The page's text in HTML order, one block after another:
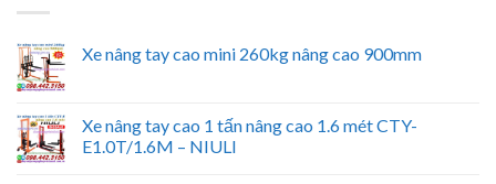
Xe nâng tay cao mini 260kg nâng cao 900mm
Xe nâng tay cao 1 tấn nâng cao 1.6 mét CTY-
E1.0T/1.6M – NIULI